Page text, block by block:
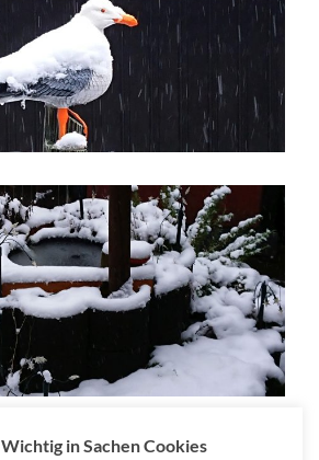
Wichtig in Sachen Cookies